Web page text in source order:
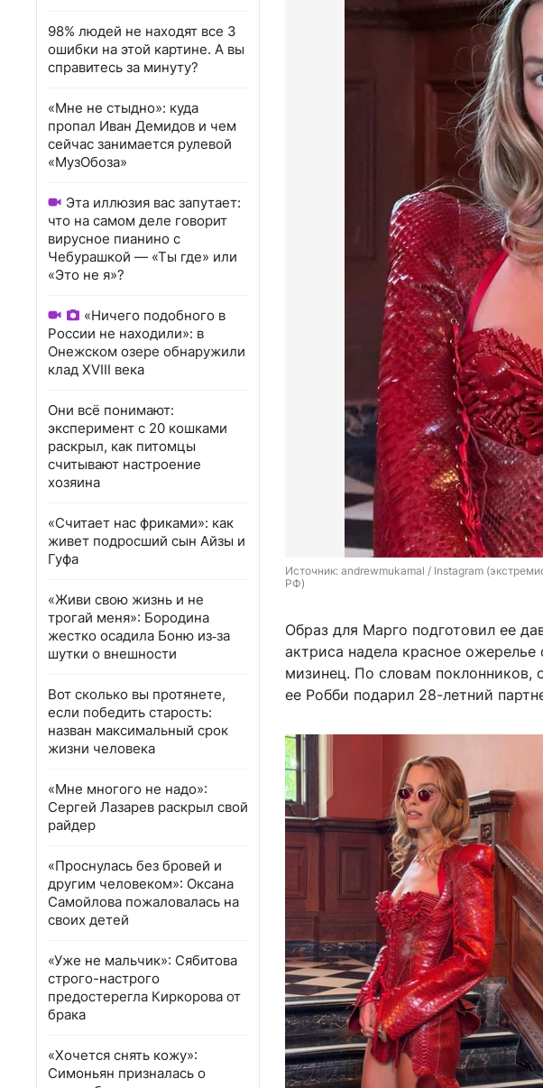
98% людей не находят все 3
ошибки на этой картине. А вы
справитесь за минуту?
«Мне не стыдно»: куда
пропал Иван Демидов и чем
сейчас занимается рулевой
«МузОбоза»
Эта иллюзия вас запутает:
что на самом деле говорит
вирусное пианино с
Чебурашкой — «Ты где» или
«Это не я»?
«Ничего подобного в
России не находили»: в
Онежском озере обнаружили
клад XVIII века
Они всё понимают:
эксперимент с 20 кошками
раскрыл, как питомцы
считывают настроение
хозяина
«Считает нас фриками»: как
живет подросший сын Айзы и
Гуфа
«Живи свою жизнь и не
трогай меня»: Бородина
жестко осадила Боню из‑за
шутки о внешности
Вот сколько вы протянете,
если победить старость:
назван максимальный срок
жизни человека
«Мне многого не надо»:
Сергей Лазарев раскрыл свой
райдер
«Проснулась без бровей и
другим человеком»: Оксана
Самойлова пожаловалась на
своих детей
«Уже не мальчик»: Сябитова
строго-настрого
предостерегла Киркорова от
брака
«Хочется снять кожу»:
Симоньян призналась о
Источник: andrewmukamal / Instagram
РФ)
Образ для Марго подготовил ее
актриса надела красное
мизинец. По словам поклонников,
ее Робби подарил 28-летний